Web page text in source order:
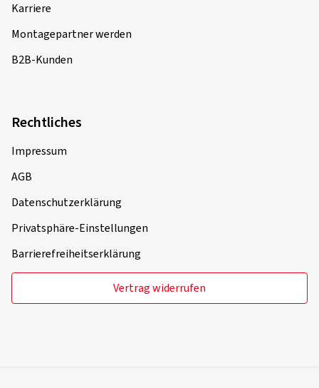
Karriere
Montagepartner werden
B2B-Kunden
Rechtliches
Impressum
AGB
Datenschutzerklärung
Privatsphäre-Einstellungen
Barrierefreiheitserklärung
Vertrag widerrufen